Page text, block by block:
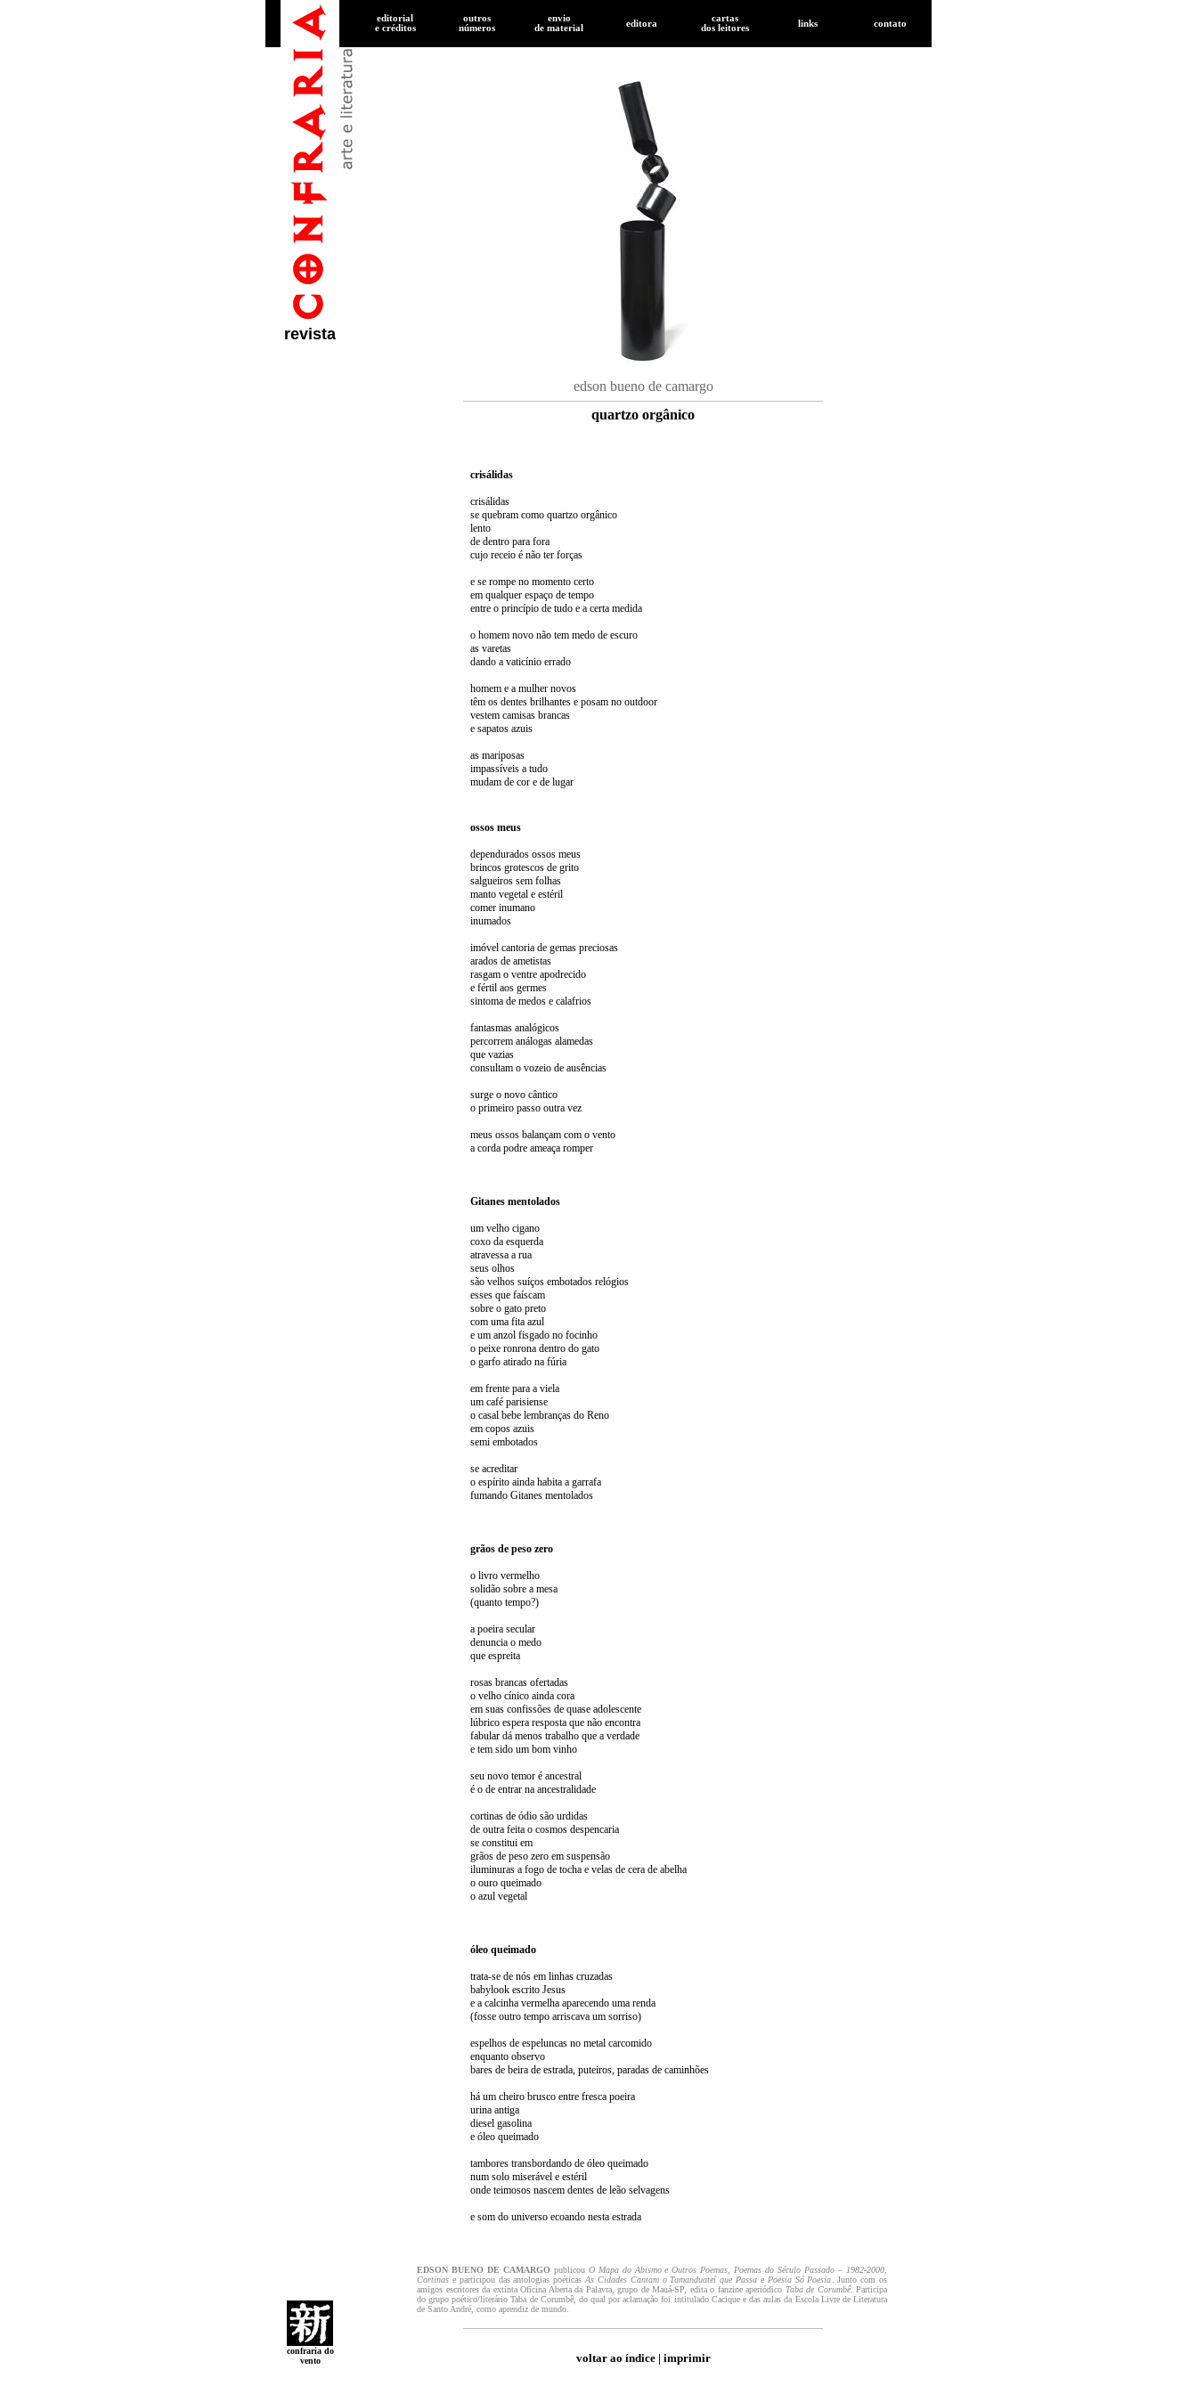
revista
editorial
e créditos
outros
números
envio
de material editora
cartas
dos leitores
links contato
edson bueno de camargo
quartzo orgânico
crisálidas
crisálidas
se quebram como quartzo orgânico
lento
de dentro para fora
cujo receio é não ter forças
e se rompe no momento certo
em qualquer espaço de tempo
entre o princípio de tudo e a certa medida
o homem novo não tem medo de escuro
as varetas
dando a vaticínio errado
homem e a mulher novos
têm os dentes brilhantes e posam no outdoor
vestem camisas brancas
e sapatos azuis
as mariposas
impassíveis a tudo
mudam de cor e de lugar
ossos meus
dependurados ossos meus
brincos grotescos de grito
salgueiros sem folhas
manto vegetal e estéril
comer inumano
inumados
imóvel cantoria de gemas preciosas
arados de ametistas
rasgam o ventre apodrecido
e fértil aos germes
sintoma de medos e calafrios
fantasmas analógicos
percorrem análogas alamedas
que vazias
consultam o vozeio de ausências
surge o novo cântico
o primeiro passo outra vez
meus ossos balançam com o vento
a corda podre ameaça romper
Gitanes mentolados
um velho cigano
coxo da esquerda
atravessa a rua
seus olhos
são velhos suíços embotados relógios
esses que faíscam
sobre o gato preto
com uma fita azul
e um anzol fisgado no focinho
o peixe ronrona dentro do gato
o garfo atirado na fúria
em frente para a viela
um café parisiense
o casal bebe lembranças do Reno
em copos azuis
semi embotados
se acreditar
o espírito ainda habita a garrafa
fumando Gitanes mentolados
grãos de peso zero
o livro vermelho
solidão sobre a mesa
(quanto tempo?)
a poeira secular
denuncia o medo
que espreita
rosas brancas ofertadas
o velho cínico ainda cora
em suas confissões de quase adolescente
lúbrico espera resposta que não encontra
fabular dá menos trabalho que a verdade
e tem sido um bom vinho
seu novo temor é ancestral
é o de entrar na ancestralidade
cortinas de ódio são urdidas
de outra feita o cosmos despencaria
se constitui em
grãos de peso zero em suspensão
iluminuras a fogo de tocha e velas de cera de abelha
o ouro queimado
o azul vegetal
óleo queimado
trata-se de nós em linhas cruzadas
babylook escrito Jesus
e a calcinha vermelha aparecendo uma renda
(fosse outro tempo arriscava um sorriso)
espelhos de espeluncas no metal carcomido
enquanto observo
bares de beira de estrada, puteiros, paradas de caminhões
há um cheiro brusco entre fresca poeira
urina antiga
diesel gasolina
e óleo queimado
tambores transbordando de óleo queimado
num solo miserável e estéril
onde teimosos nascem dentes de leão selvagens
e som do universo ecoando nesta estrada
EDSON BUENO DE CAMARGOpublicou O Mapa do Abismo e Outros Poemas Poemas do Século Passado – 1982-2000
Cortinas e participou das antologias poéticasAs Cidades Cantam o Tamanduateí que Passa e Poesia Só Poesia . Junto com os
amigos escritores da extinta Oficina Aberta da Palavra, grupo de Mauá-SP, edita o fanzine aperiódico Taba de Corumbê. Participa
do grupo poético/literário Taba de Corumbê, do qual por aclamação foi intitulado Cacique e das aulas da Escola Livre de Literatura
de Santo André, como aprendiz de mundo.
voltar ao índice| imprimir
confraria do
vento